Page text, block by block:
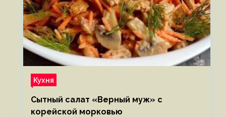
Кухня
Сытный салат «Верный муж» с
корейской морковью